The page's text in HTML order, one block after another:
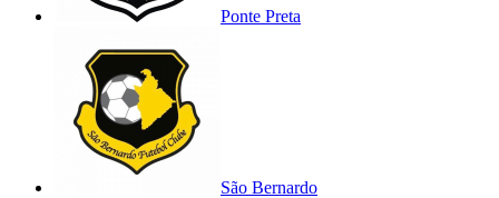
Ponte Preta
São Bernardo